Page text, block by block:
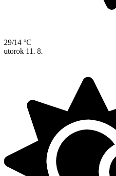
29/14 °C
utorok 11. 8.